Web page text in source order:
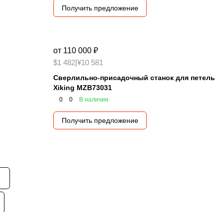
Получить предложение
от 110 000 ₽
$1 482 ¥10 581
Сверлильно-присадочный станок для петель
Xiking MZB73031
0 0 В наличии
Получить предложение